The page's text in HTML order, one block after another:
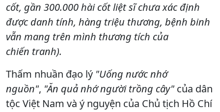
cốt, gần 300.000 hài cốt liệt sĩ chưa xác định
được danh tính, hàng triệu thương, bệnh binh
vẫn mang trên mình thương tích của
chiến tranh).
Thấm nhuần đạo lý "Uống nước nhớ
nguồn", "Ăn quả nhớ người trồng cây" của dân
tộc Việt Nam và ý nguyện của Chủ tịch Hồ Chí